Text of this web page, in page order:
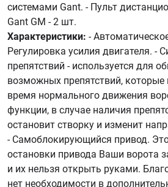
системами Gant. - Пульт
Gant GM - 2 шт.
Характеристики: -
Регулировка усилия двигателя. -
препятствий - используется для
возможных препятствий, которые
время нормального движения
функции, в случае наличия
остановит створку и изменит
- Самоблокирующийся привод.
остановки привода Ваши ворота
и их нельзя открыть руками.
нет необходимости в